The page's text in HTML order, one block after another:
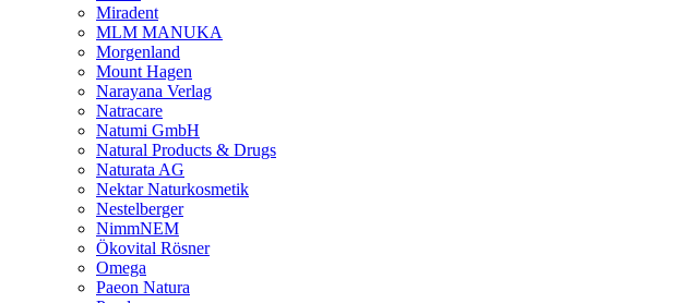
Miradent
MLM MANUKA
Morgenland
Mount Hagen
Narayana Verlag
Natracare
Natumi GmbH
Natural Products & Drugs
Naturata AG
Nektar Naturkosmetik
Nestelberger
NimmNEM
Ökovital Rösner
Omega
Paeon Natura